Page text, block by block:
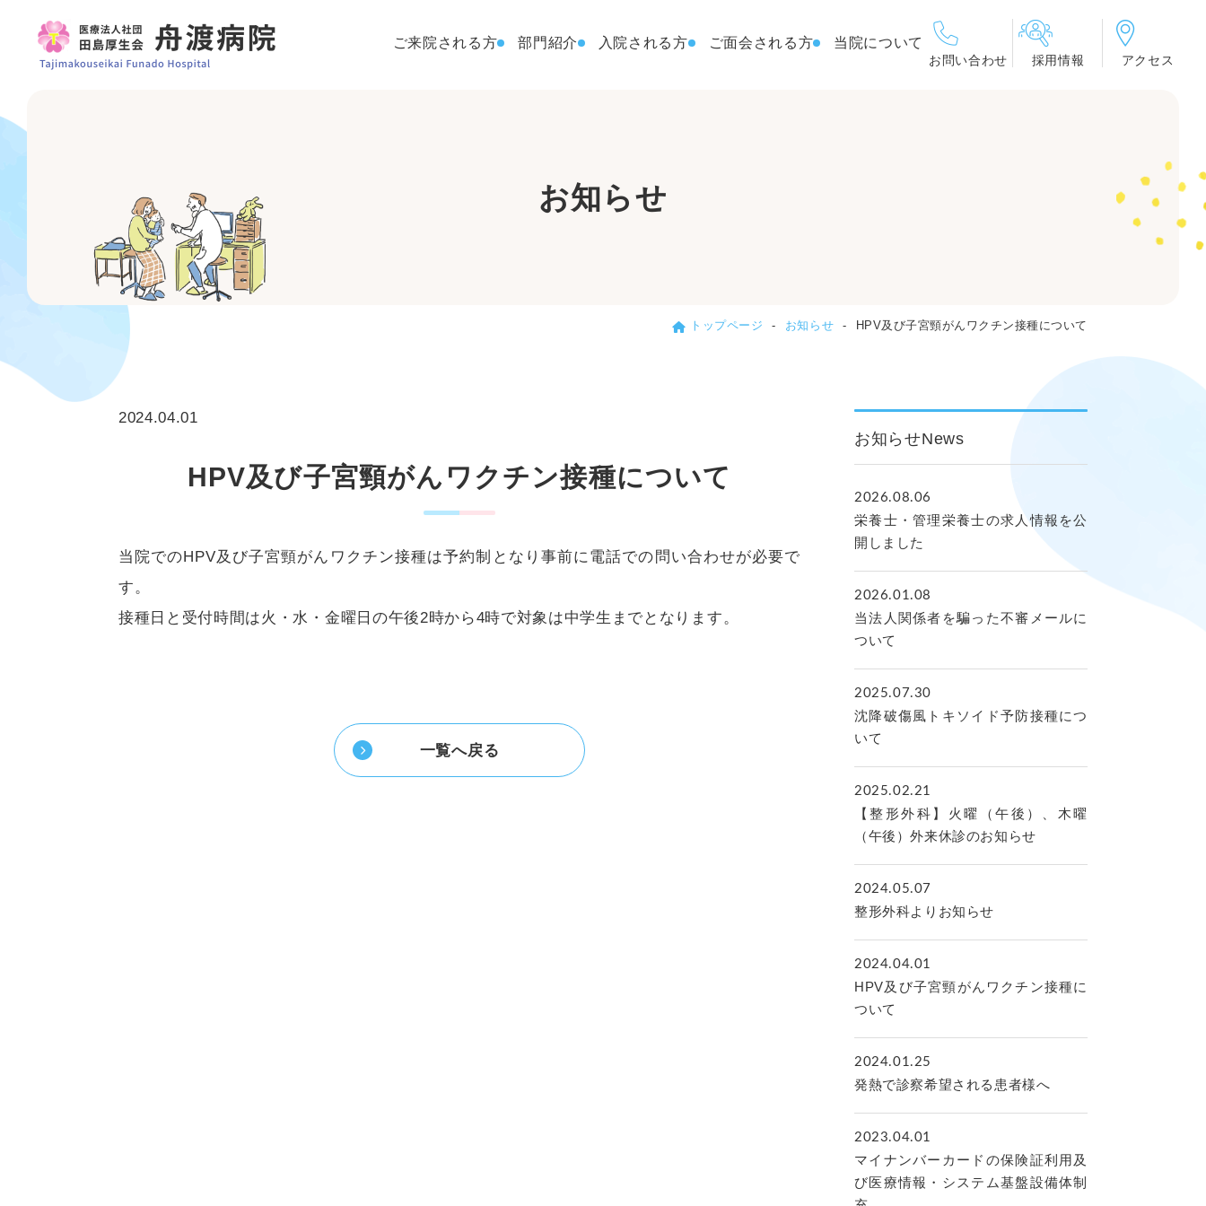
ご来院される方 部門紹介 入院される方 ご面会される方 当院について
お問い合わせ 採用情報 アクセス
お知らせ
トップページ お知らせ HPV及び子宮頸がんワクチン接種について
2024.04.01
HPV及び子宮頸がんワクチン接種について
当院でのHPV及び子宮頸がんワクチン接種は予約制となり事前に電話での問い合わせが必要で
す。
接種日と受付時間は火・水・金曜日の午後2時から4時で対象は中学生までとなります。
一覧へ戻る
お知らせNews
2026.08.06
栄養士・管理栄養士の求人情報を公
開しました
2026.01.08
当法人関係者を騙った不審メールに
ついて
2025.07.30
沈降破傷風トキソイド予防接種につ
いて
2025.02.21
【整形外科】火曜（午後）、木曜
（午後）外来休診のお知らせ
2024.05.07
整形外科よりお知らせ
2024.04.01
HPV及び子宮頸がんワクチン接種に
ついて
2024.01.25
発熱で診察希望される患者様へ
2023.04.01
マイナンバーカードの保険証利用及
び医療情報・システム基盤設備体制